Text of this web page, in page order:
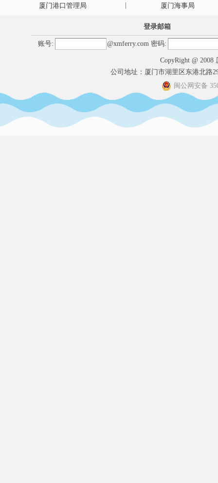
厦门港口管理局 厦门海事局
登录邮箱
账号: @xmferry.com 密码:
CopyRight @ 2008
公司地址：厦门市湖里区东港北路
闽公网安备